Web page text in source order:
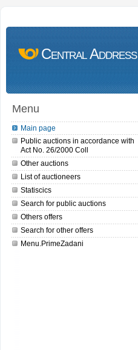
Central Address
Menu
Main page
Public auctions in accordance with
Act No. 26/2000 Coll
Other auctions
List of auctioneers
Statiscics
Search for public auctions
Others offers
Search for other offers
Menu.PrimeZadani